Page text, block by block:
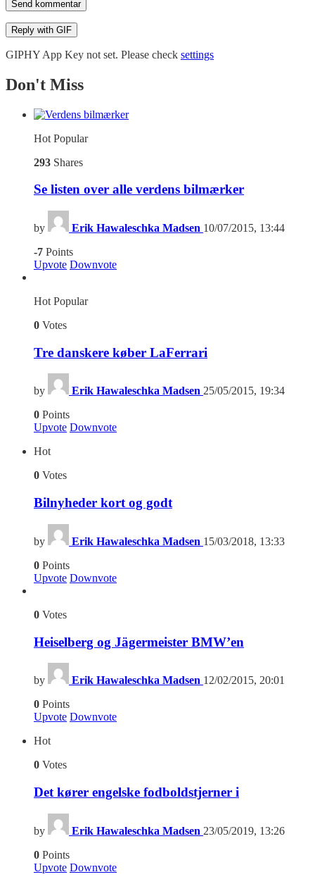
Send kommentar
Reply with GIF
GIPHY App Key not set. Please check settings
Don't Miss
Hot Popular
293 Shares
Se listen over alle verdens bilmærker
by Erik Hawaleschka Madsen 10/07/2015, 13:44
-7 Points
Upvote Downvote
Hot Popular
0 Votes
Tre danskere køber LaFerrari
by Erik Hawaleschka Madsen 25/05/2015, 19:34
0 Points
Upvote Downvote
Hot
0 Votes
Bilnyheder kort og godt
by Erik Hawaleschka Madsen 15/03/2018, 13:33
0 Points
Upvote Downvote
0 Votes
Heiselberg og Jägermeister BMW’en
by Erik Hawaleschka Madsen 12/02/2015, 20:01
0 Points
Upvote Downvote
Hot
0 Votes
Det kører engelske fodboldstjerner i
by Erik Hawaleschka Madsen 23/05/2019, 13:26
0 Points
Upvote Downvote